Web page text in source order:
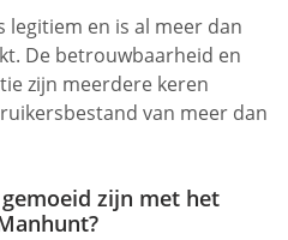
legitiem en is al meer dan
De betrouwbaarheid en
zijn meerdere keren
van meer dan
zijn met het